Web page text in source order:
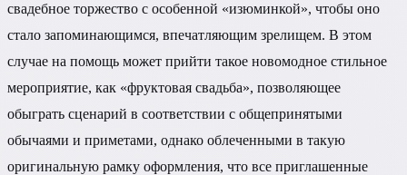
свадебное торжество с особенной «изюминкой», чтобы оно
стало запоминающимся, впечатляющим зрелищем. В этом
случае на помощь может прийти такое новомодное стильное
мероприятие, как «фруктовая свадьба», позволяющее
обыграть сценарий в соответствии с общепринятыми
обычаями и приметами, однако облеченными в такую
оригинальную рамку оформления, что все приглашенные